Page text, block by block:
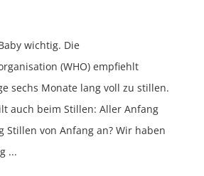
wichtig. Die
(WHO) empfiehlt
sechs Monate lang voll zu stillen.
auch beim Stillen: Aller Anfang
Stillen von Anfang an? Wir haben
...